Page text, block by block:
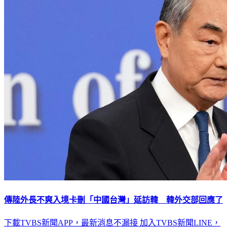
傳陸外長不爽入境卡刪「中國台灣」延訪韓 韓外交部回應了
下載TVBS新聞APP，最新消息不漏接 加入TVBS新聞LINE，